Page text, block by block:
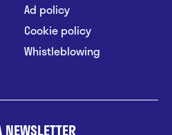
Ad policy
Cookie policy
Whistleblowing